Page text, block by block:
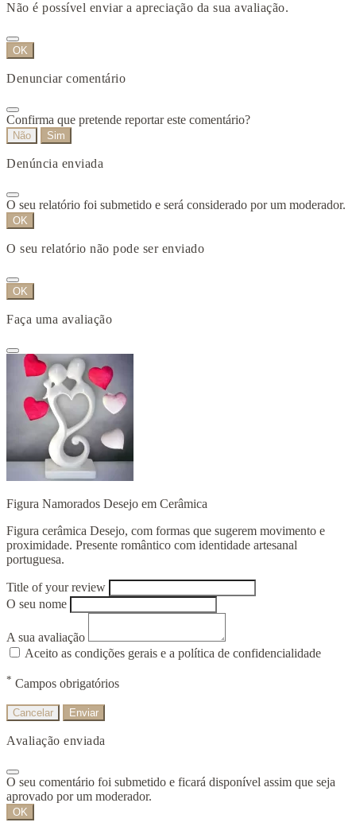
Não é possível enviar a apreciação da sua avaliação.
OK
Denunciar comentário
Confirma que pretende reportar este comentário?
Não Sim
Denúncia enviada
O seu relatório foi submetido e será considerado por um moderador.
OK
O seu relatório não pode ser enviado
OK
Faça uma avaliação
Figura Namorados Desejo em Cerâmica
Figura cerâmica Desejo, com formas que sugerem movimento e
proximidade. Presente romântico com identidade artesanal
portuguesa.
Title of your review
O seu nome
A sua avaliação
Aceito as condições gerais e a política de confidencialidade
* Campos obrigatórios
Cancelar Enviar
Avaliação enviada
O seu comentário foi submetido e ficará disponível assim que seja
aprovado por um moderador.
OK